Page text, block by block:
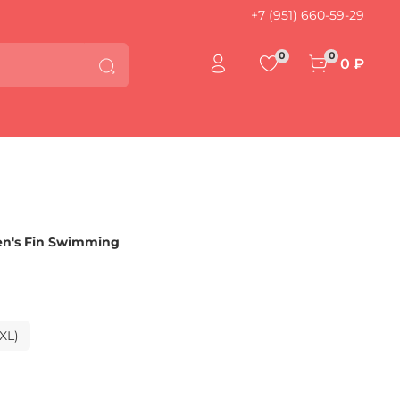
+7 (951) 660-59-29
0 0 0 ₽
Fin Swimming